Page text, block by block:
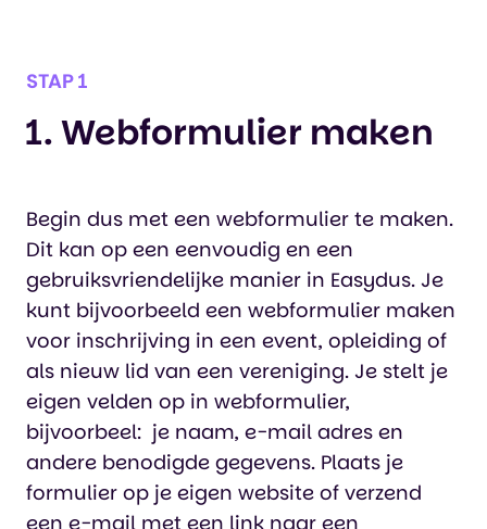
STAP 1
1. Webformulier maken
Begin dus met een webformulier te maken.
Dit kan op een eenvoudig en een
gebruiksvriendelijke manier in Easydus. Je
kunt bijvoorbeeld een webformulier maken
voor inschrijving in een event, opleiding of
als nieuw lid van een vereniging. Je stelt je
eigen velden op in webformulier,
bijvoorbeel: je naam, e-mail adres en
andere benodigde gegevens. Plaats je
formulier op je eigen website of verzend
een e-mail met een link naar een